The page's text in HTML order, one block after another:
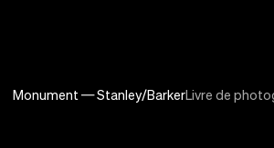
Monument — Stanley/BarkerLivre de